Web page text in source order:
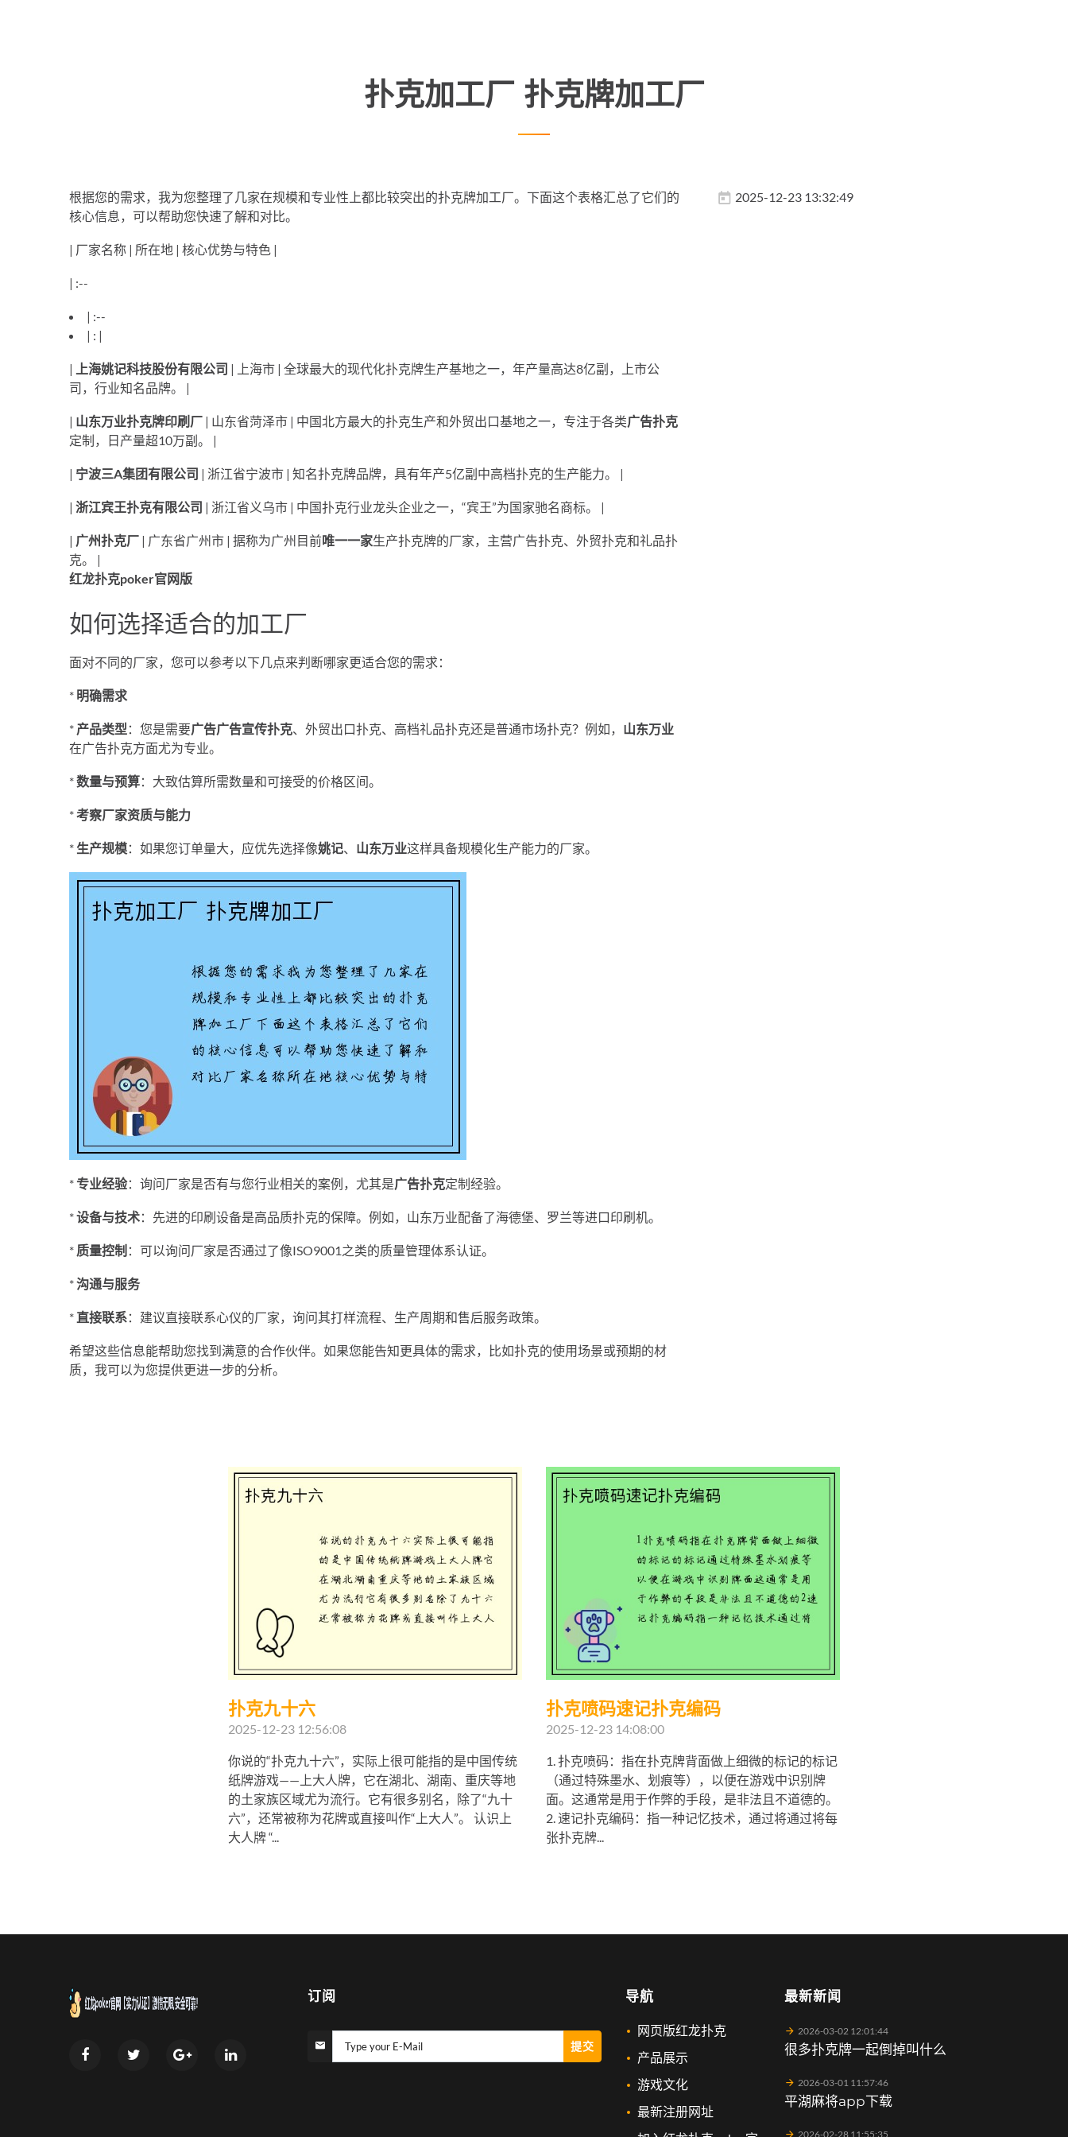
扑克加工厂 扑克牌加工厂
根据您的需求，我为您整理了几家在规模和专业性上都比较突出的扑克牌加工厂。下面这个表格汇总了它们的
核心信息，可以帮助您快速了解和对比。
| 厂家名称 | 所在地 | 核心优势与特色 |
| :--
| :--
| : |
| 上海姚记科技股份有限公司 | 上海市 | 全球最大的现代化扑克牌生产基地之一，年产量高达8亿副，上市公
司，行业知名品牌。 |
| 山东万业扑克牌印刷厂 | 山东省菏泽市 | 中国北方最大的扑克生产和外贸出口基地之一，专注于各类广告扑克
定制，日产量超10万副。 |
| 宁波三A集团有限公司 | 浙江省宁波市 | 知名扑克牌品牌，具有年产5亿副中高档扑克的生产能力。 |
| 浙江宾王扑克有限公司 | 浙江省义乌市 | 中国扑克行业龙头企业之一，“宾王”为国家驰名商标。 |
| 广州扑克厂 | 广东省广州市 | 据称为广州目前唯一一家生产扑克牌的厂家，主营广告扑克、外贸扑克和礼品扑
克。 |
红龙扑克poker官网版
如何选择适合的加工厂
面对不同的厂家，您可以参考以下几点来判断哪家更适合您的需求：
* 明确需求
* 产品类型 ：您是需要广告广告宣传扑克、外贸出口扑克、高档礼品扑克还是普通市场扑克？例如， 山东万业
在广告扑克方面尤为专业。
*数量与预算：大致估算所需数量和可接受的价格区间。
*考察厂家资质与能力
* 生产规模：如果您订单量大，应优先选择像姚记、 山东万业这样具备规模化生产能力的厂家。
* 专业经验：询问厂家是否有与您行业相关的案例，尤其是广告扑克定制经验。
*设备与技术：先进的印刷设备是高品质扑克的保障。例如，山东万业配备了海德堡、罗兰等进口印刷机。
* 质量控制 ：可以询问厂家是否通过了像ISO9001之类的质量管理体系认证。
*沟通与服务
* 直接联系：建议直接联系心仪的厂家，询问其打样流程、生产周期和售后服务政策。
希望这些信息能帮助您找到满意的合作伙伴。如果您能告知更具体的需求，比如扑克的使用场景或预期的材
质，我可以为您提供更进一步的分析。
2025-12-23 13:32:49
扑克九十六
2025-12-23 12:56:08
你说的“扑克九十六”，实际上很可能指的是中国传统
纸牌游戏——上大人牌，它在湖北、湖南、重庆等地
的土家族区域尤为流行。它有很多别名，除了“九十
六”，还常被称为花牌或直接叫作“上大人”。 认识上
大人牌 “...
扑克喷码速记扑克编码
2025-12-23 14:08:00
1. 扑克喷码：指在扑克牌背面做上细微的标记的标记
（通过特殊墨水、划痕等），以便在游戏中识别牌
面。这通常是用于作弊的手段，是非法且不道德的。
2. 速记扑克编码：指一种记忆技术，通过将通过将每
张扑克牌...
最新新闻
2026-03-02 12:01:44
很多扑克牌一起倒掉叫什么
2026-03-01 11:57:46
平湖麻将app下载
2026-02-28 11:55:35
导航
网页版红龙扑克
产品展示
游戏文化
最新注册网址
订阅
Type your E-Mail 提交